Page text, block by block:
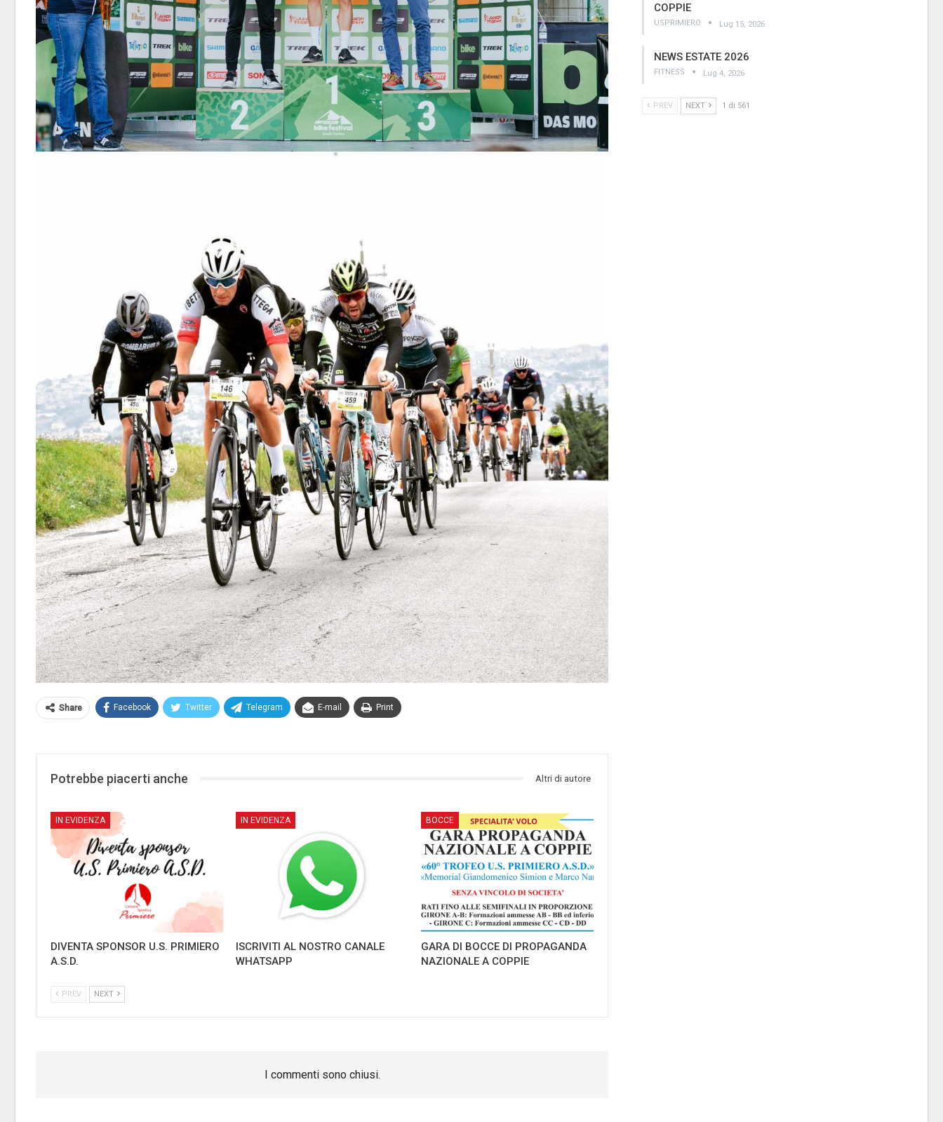
Share Facebook Twitter Telegram E-mail Print
Potrebbe piacerti anche Altri di autore
IN EVIDENZA
DIVENTA SPONSOR U.S. PRIMIERO
A.S.D.
IN EVIDENZA
ISCRIVITI AL NOSTRO CANALE
WHATSAPP
BOCCE
GARA DI BOCCE DI PROPAGANDA
NAZIONALE A COPPIE
PREV NEXT
I commenti sono chiusi.
COPPIE
USPRIMIERO Lug 15, 2026
NEWS ESTATE 2026
FITNESS Lug 4, 2026
PREV NEXT 1 di 561